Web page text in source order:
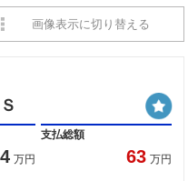
画像表示に切り替える
万円
支払総額
63 万円